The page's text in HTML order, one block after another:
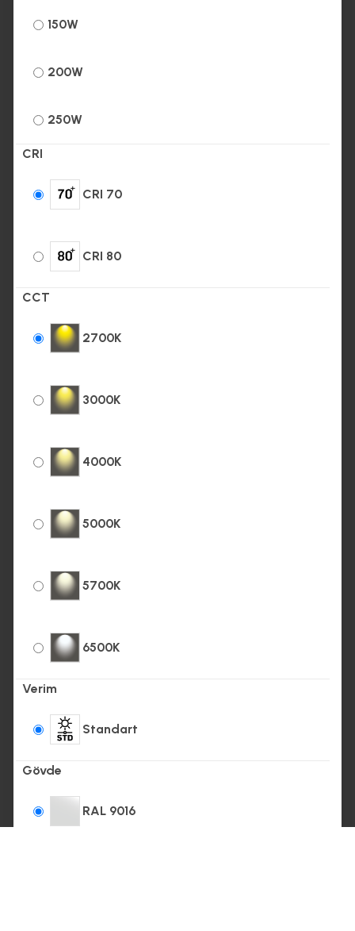
150W
200W
250W
CRI
CRI 70
CRI 80
CCT
2700K
3000K
4000K
5000K
5700K
6500K
Verim
Standart
Gövde
RAL 9016